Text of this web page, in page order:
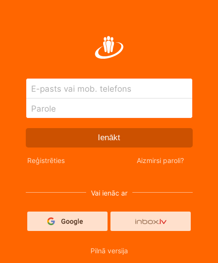
E-pasts vai mob. telefons
Parole
Ienākt
Reģistrēties Aizmirsi paroli?
Vai ienāc ar
Pilnā versija